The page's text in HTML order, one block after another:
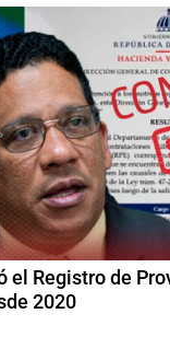
el Registro de
2020